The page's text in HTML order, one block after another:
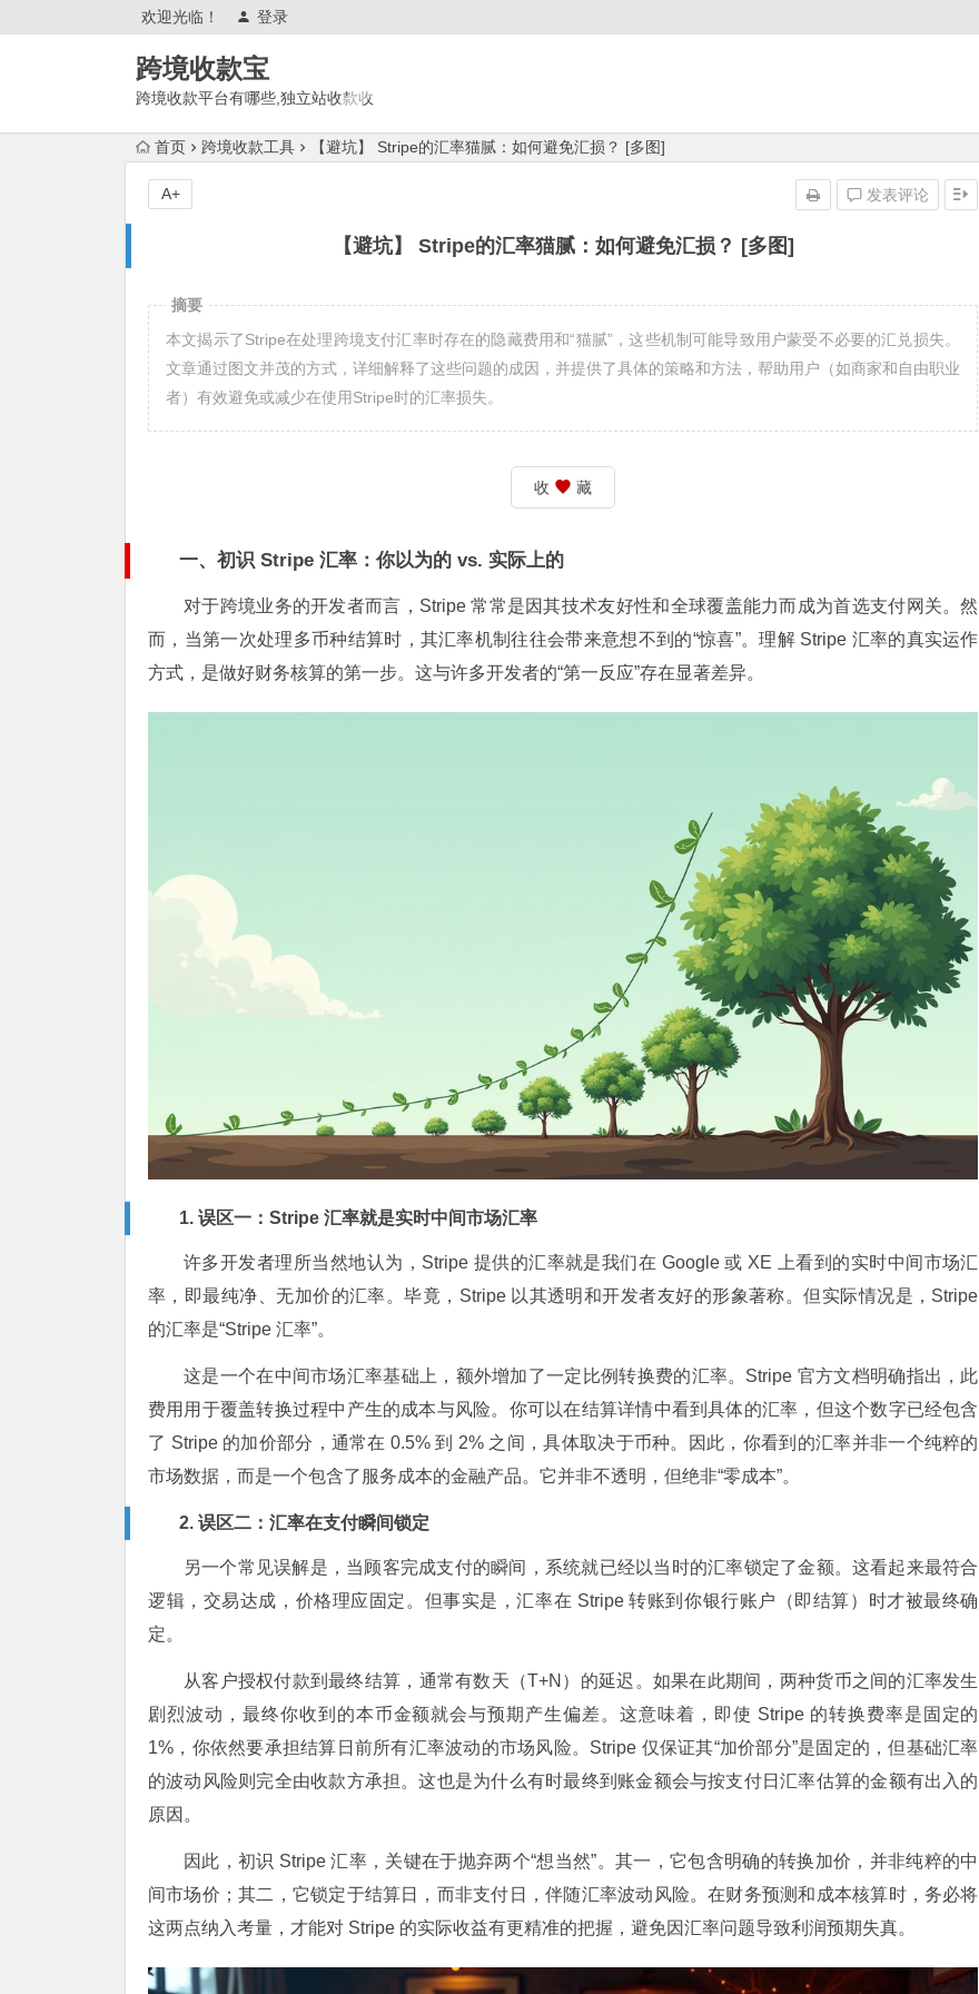
欢迎光临！ 登录
跨境收款宝
跨境收款平台有哪些,独立站收款收
具,平台,渠道,方式,账户
首页 跨境收款工具 【避坑】 Stripe的汇率猫腻：如何避免汇损？ [多图]
【避坑】 Stripe的汇率猫腻：如何避免汇损？ [多图]
发表评论
A+
摘要
本文揭示了Stripe在处理跨境支付汇率时存在的隐藏费用和“猫腻”，这些机制可能导致用户蒙受不必要的汇兑损失。
文章通过图文并茂的方式，详细解释了这些问题的成因，并提供了具体的策略和方法，帮助用户（如商家和自由职业
者）有效避免或减少在使用Stripe时的汇率损失。
收 藏
一、初识 Stripe 汇率：你以为的 vs. 实际上的
对于跨境业务的开发者而言，Stripe 常常是因其技术友好性和全球覆盖能力而成为首选支付网关。然
而，当第一次处理多币种结算时，其汇率机制往往会带来意想不到的“惊喜”。理解 Stripe 汇率的真实运作
方式，是做好财务核算的第一步。这与许多开发者的“第一反应”存在显著差异。
1. 误区一：Stripe 汇率就是实时中间市场汇率
许多开发者理所当然地认为，Stripe 提供的汇率就是我们在 Google 或 XE 上看到的实时中间市场汇
率，即最纯净、无加价的汇率。毕竟，Stripe 以其透明和开发者友好的形象著称。但实际情况是，Stripe
的汇率是“Stripe 汇率”。
这是一个在中间市场汇率基础上，额外增加了一定比例转换费的汇率。Stripe 官方文档明确指出，此
费用用于覆盖转换过程中产生的成本与风险。你可以在结算详情中看到具体的汇率，但这个数字已经包含
了 Stripe 的加价部分，通常在 0.5% 到 2% 之间，具体取决于币种。因此，你看到的汇率并非一个纯粹的
市场数据，而是一个包含了服务成本的金融产品。它并非不透明，但绝非“零成本”。
2. 误区二：汇率在支付瞬间锁定
另一个常见误解是，当顾客完成支付的瞬间，系统就已经以当时的汇率锁定了金额。这看起来最符合
逻辑，交易达成，价格理应固定。但事实是，汇率在 Stripe 转账到你银行账户（即结算）时才被最终确
定。
从客户授权付款到最终结算，通常有数天（T+N）的延迟。如果在此期间，两种货币之间的汇率发生
剧烈波动，最终你收到的本币金额就会与预期产生偏差。这意味着，即使 Stripe 的转换费率是固定的
1%，你依然要承担结算日前所有汇率波动的市场风险。Stripe 仅保证其“加价部分”是固定的，但基础汇率
的波动风险则完全由收款方承担。这也是为什么有时最终到账金额会与按支付日汇率估算的金额有出入的
原因。
因此，初识 Stripe 汇率，关键在于抛弃两个“想当然”。其一，它包含明确的转换加价，并非纯粹的中
间市场价；其二，它锁定于结算日，而非支付日，伴随汇率波动风险。在财务预测和成本核算时，务必将
这两点纳入考量，才能对 Stripe 的实际收益有更精准的把握，避免因汇率问题导致利润预期失真。